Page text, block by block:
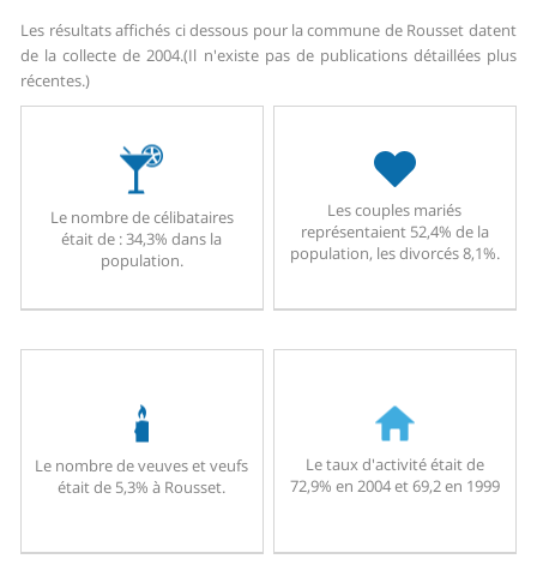
Les résultats affichés ci dessous pour la commune de Rousset datent
de la collecte de 2004.(Il n'existe pas de publications détaillées plus
récentes.)
Le nombre de célibataires
était de : 34,3% dans la
population.
Les couples mariés
représentaient 52,4% de la
population, les divorcés 8,1%.
Le nombre de veuves et veufs
était de 5,3% à Rousset.
Le taux d'activité était de
72,9% en 2004 et 69,2 en 1999